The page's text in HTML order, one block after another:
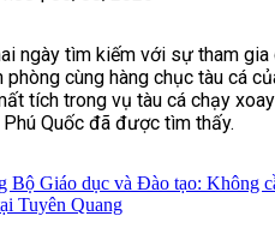
ngày tìm kiếm với sự tham
phòng cùng hàng chục tàu cá
tích trong vụ tàu cá chạy
Quốc đã được tìm thấy.
Bộ Giáo dục và Đào tạo: Không
Tuyên Quang